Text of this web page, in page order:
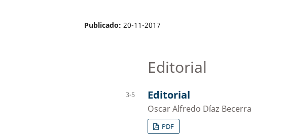
Publicado: 20-11-2017
Editorial
Editorial
Oscar Alfredo Díaz Becerra
3-5
PDF